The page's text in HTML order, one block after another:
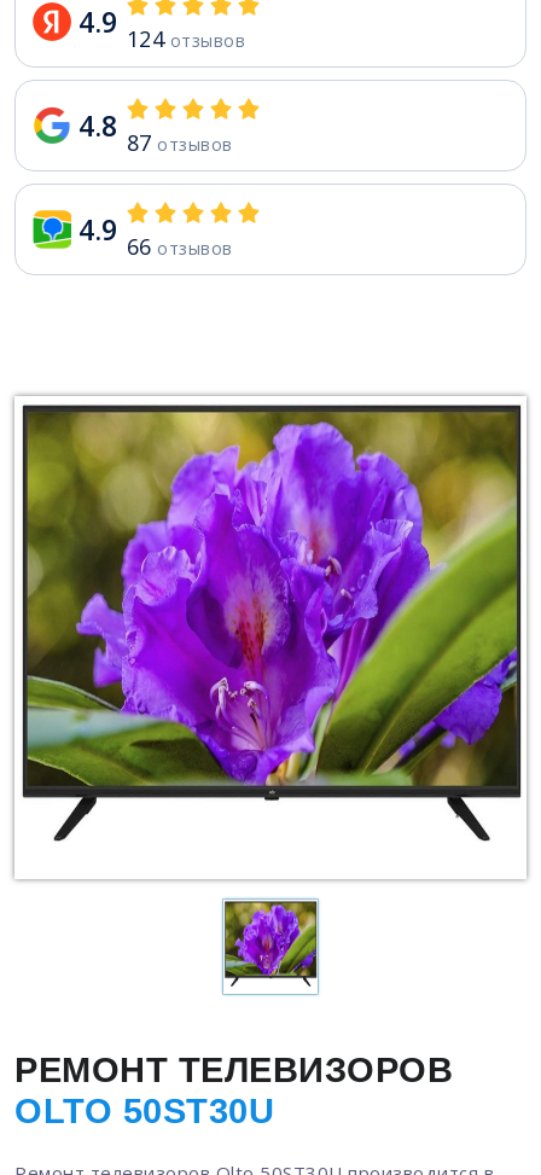
4.9 124отзывов
4.8 87 отзывов
4.9 66 отзывов
РЕМОНТ ТЕЛЕВИЗОРОВ
OLTO 50ST30U